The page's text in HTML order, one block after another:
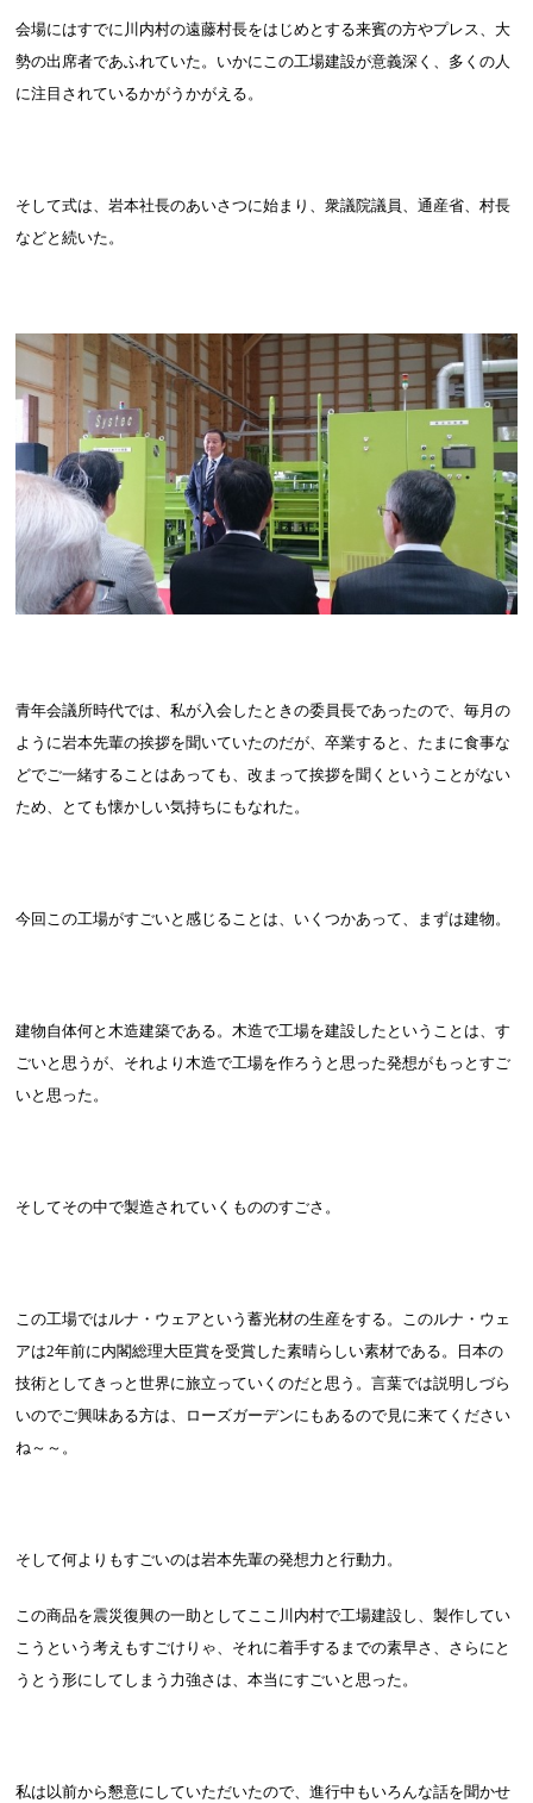
会場にはすでに川内村の遠藤村長をはじめとする来賓の方やプレス、大
勢の出席者であふれていた。いかにこの工場建設が意義深く、多くの人
に注目されているかがうかがえる。
そして式は、岩本社長のあいさつに始まり、衆議院議員、通産省、村長
などと続いた。
青年会議所時代では、私が入会したときの委員長であったので、毎月の
ように岩本先輩の挨拶を聞いていたのだが、卒業すると、たまに食事な
どでご一緒することはあっても、改まって挨拶を聞くということがない
ため、とても懐かしい気持ちにもなれた。
今回この工場がすごいと感じることは、いくつかあって、まずは建物。
建物自体何と木造建築である。木造で工場を建設したということは、す
ごいと思うが、それより木造で工場を作ろうと思った発想がもっとすご
いと思った。
そしてその中で製造されていくもののすごさ。
この工場ではルナ・ウェアという蓄光材の生産をする。このルナ・ウェ
アは2年前に内閣総理大臣賞を受賞した素晴らしい素材である。日本の
技術としてきっと世界に旅立っていくのだと思う。言葉では説明しづら
いのでご興味ある方は、ローズガーデンにもあるので見に来てください
ね～～。
そして何よりもすごいのは岩本先輩の発想力と行動力。
この商品を震災復興の一助としてここ川内村で工場建設し、製作してい
こうという考えもすごけりゃ、それに着手するまでの素早さ、さらにと
うとう形にしてしまう力強さは、本当にすごいと思った。
私は以前から懇意にしていただいたので、進行中もいろんな話を聞かせ